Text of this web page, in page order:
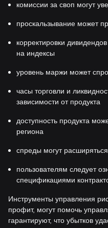
комиссии за своп могут
проскальзывание может
корректировки
на индексы
уровень маржи может
часы торговли и
зависимости от продукта
доступность продукта
региона
спреды могут
пользователям следует
спецификациями
Инструменты управления
профит, могут помочь
гарантируют, что убытков